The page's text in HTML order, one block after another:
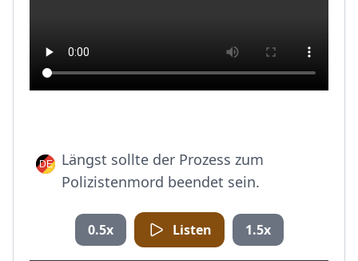
Längst sollte der Prozess zum
Polizistenmord beendet sein.
0.5x Listen 1.5x